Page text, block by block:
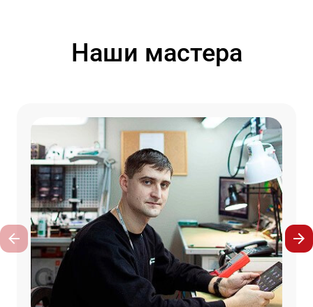
Наши мастера